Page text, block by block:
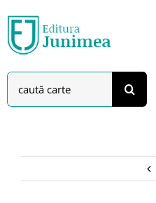
to
content
Search
for: